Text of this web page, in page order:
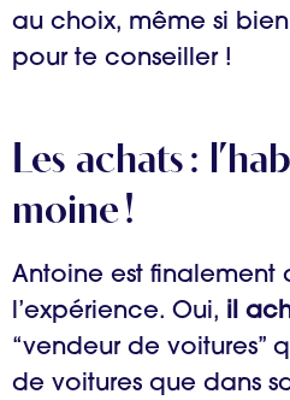
au choix, même si
pour te conseiller !
Les achats :
moine !
Antoine est finalement
l’expérience. Oui, il
“vendeur de voitures”
de voitures que dans